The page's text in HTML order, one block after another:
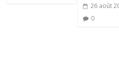
26 août
0